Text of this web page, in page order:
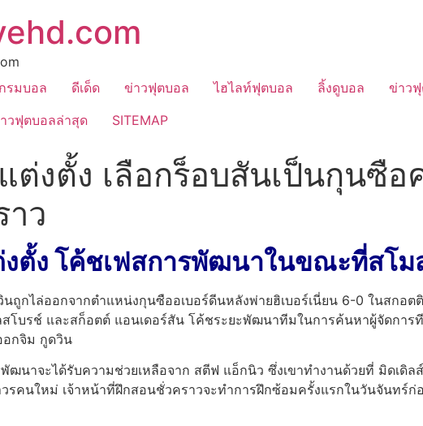
รมบอล ดีเด็ด ข่าวฟุตบอล ไฮไลท์ฟุตบอล ลิ้งดูบอล ข่าวฟุ
วฟุตบอลล่าสุด SITEMAP
ต่งตั้ง เลือกร็อบสันเป็นกุนซื
ว
งตั้ง โค้ชเฟสการพัฒนาในขณะที่สโ
ถูกไล่ออกจากตำแหน่งกุนซืออเบอร์ดีนหลังพ่ายฮิเบอร์เนี่ยน 6-0 ในสกอ
สโบรช์ และสก็อตต์ แอนเดอร์สัน โค้ชระยะพัฒนาทีมในการค้นหาผู้จัดกา
กจิม กูดวิน
ฒนาจะได้รับความช่วยเหลือจาก สตีฟ แอ็กนิว ซึ่งเขาทำงานด้วยที่ มิดเ
รคนใหม่ เจ้าหน้าที่ฝึกสอนชั่วคราวจะทำการฝึกซ้อมครั้งแรกในวันจันทร์ก่